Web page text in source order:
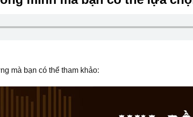
mà bạn có thể tham khảo: